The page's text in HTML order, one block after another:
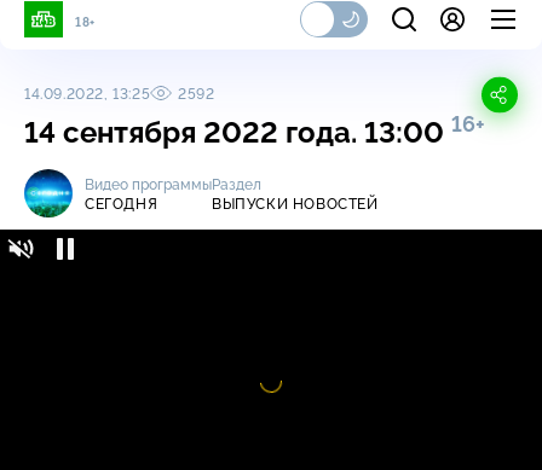
18+
14.09.2022, 13:25 2592
14 сентября 2022 года. 13:00 16+
Видео программы
СЕГОДНЯ
Раздел
ВЫПУСКИ НОВОСТЕЙ
Видео